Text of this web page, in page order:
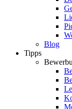
Blog
Tipps